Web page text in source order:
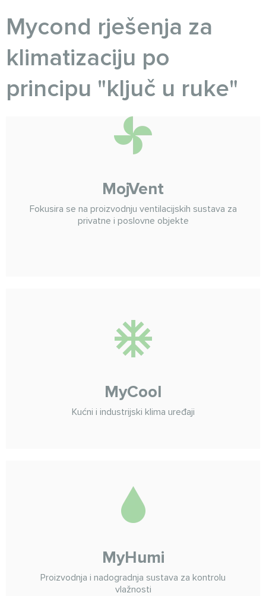
Myсond rješenja za
klimatizaciju po
principu "ključ u ruke"
MojVent
Fokusira se na proizvodnju ventilacijskih sustava za
privatne i poslovne objekte
MyCool
Kućni i industrijski klima uređaji
MyHumi
Proizvodnja i nadogradnja sustava za kontrolu
vlažnosti